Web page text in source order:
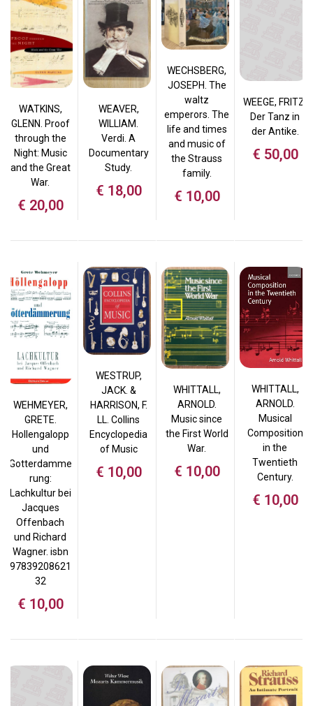
WATKINS,
GLENN. Proof
through the
Night: Music
and the Great
War.
€ 20,00
WEAVER,
WILLIAM.
Verdi. A
Documentary
Study.
€ 18,00
WECHSBERG,
JOSEPH. The
waltz
emperors. The
life and times
and music of
the Strauss
family.
€ 10,00
WEEGE, FRITZ.
Der Tanz in
der Antike.
€ 50,00
WEHMEYER,
GRETE.
Hollengalopp
und
Gotterdamme
rung:
Lachkultur bei
Jacques
Offenbach
und Richard
Wagner. isbn
97839208621
32
€ 10,00
WESTRUP,
JACK. &
HARRISON, F.
LL. Collins
Encyclopedia
of Music
€ 10,00
WHITTALL,
ARNOLD.
Music since
the First World
War.
€ 10,00
WHITTALL,
ARNOLD.
Musical
Composition
in the
Twentieth
Century.
€ 10,00